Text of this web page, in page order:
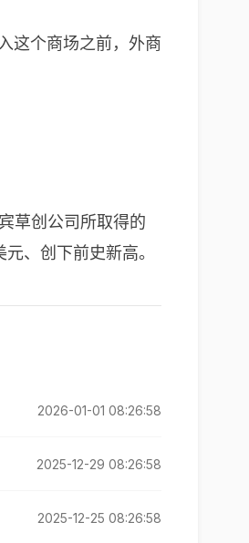
这个商场之前，外商
草创公司所取得的
元、创下前史新高。
2026-01-01 08:26:58
2025-12-29 08:26:58
2025-12-25 08:26:58